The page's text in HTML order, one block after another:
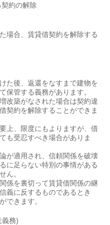
約の解除
場合、賃貸借契約を解除する
た後、返還をなすまで建物を
保管する義務があります。
改築がなされた場合は契約違
契約を解除することができま
上、限度にもよりますが、借
も受忍すべき場合がありま
が適用され、信頼関係を破壊
に足らない特別の事情がある
ん。
係を裏切って賃貸借関係の継
義に反するものであるとき
できます。
義務)